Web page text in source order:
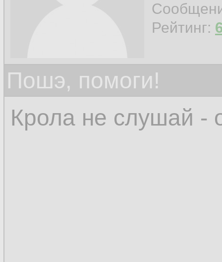
Рейтинг:
Пошэ, помоги!
Крола не слушай -